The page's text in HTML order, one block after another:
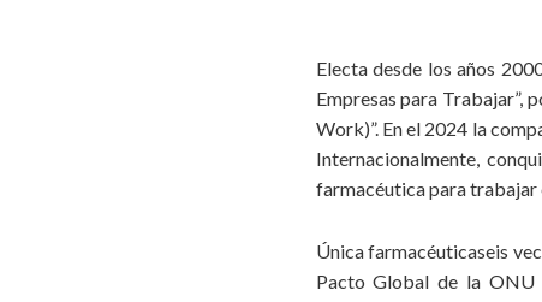
Electa desde los años
Empresas para Trabajar”,
Work)”. En el 2024 la
Internacionalmente,
farmacéutica para trabajar
Única farmacéuticaseis
Pacto Global de la ONU